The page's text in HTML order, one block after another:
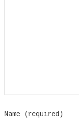
Name (required)